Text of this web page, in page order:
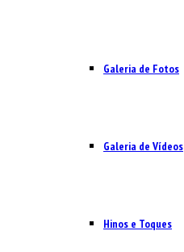
Galeria de Fotos
Galeria de Vídeos
Hinos e Toques